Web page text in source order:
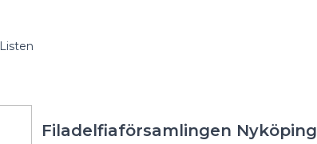
Listen
Filadelfiaförsamlingen Nyköping